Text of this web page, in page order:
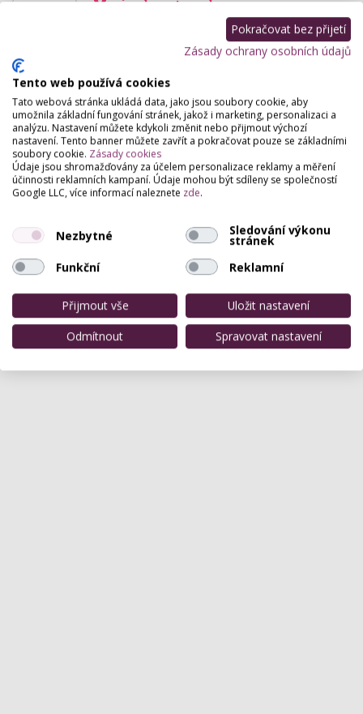
Marisa beauty salon
Since 2014 Marie Zimná - permanentní make-up -
lifting
Top Look - Permanentní make up
Západní 1551, Kopřivnice
Profesionální salón, specializující se na
permanentní make up. Nabízím nejnovější techniky
permanentního make-upu s přirozeným výsledkem.
Zuzana Krausová - Permanentní
make-up Valašské Meziříčí
Permanentní make-up Valašské Meziříčí. Tetování
obočí, rtů a linek.
Pokračovat bez přijetí
Zásady ochrany osobních údajů
Tento web používá cookies
Tato webová stránka ukládá data, jako jsou soubory cookie, aby
umožnila základní fungování stránek, jakož i marketing, personalizaci a
analýzu. Nastavení můžete kdykoli změnit nebo přijmout výchozí
nastavení. Tento banner můžete zavřít a pokračovat pouze se základními
soubory cookie. Zásady cookies
Údaje jsou shromažďovány za účelem personalizace reklamy a měření
účinnosti reklamních kampaní. Údaje mohou být sdíleny se společností
Google LLC, více informací naleznete zde.
Nezbytné Sledování výkonu
stránek
Funkční
Reklamní
Přijmout vše
Uložit nastavení
Odmítnout
Spravovat nastavení